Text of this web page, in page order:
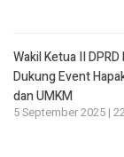
Wakil Ketua II
Dukung Event
dan UMKM
5 September 2025 |